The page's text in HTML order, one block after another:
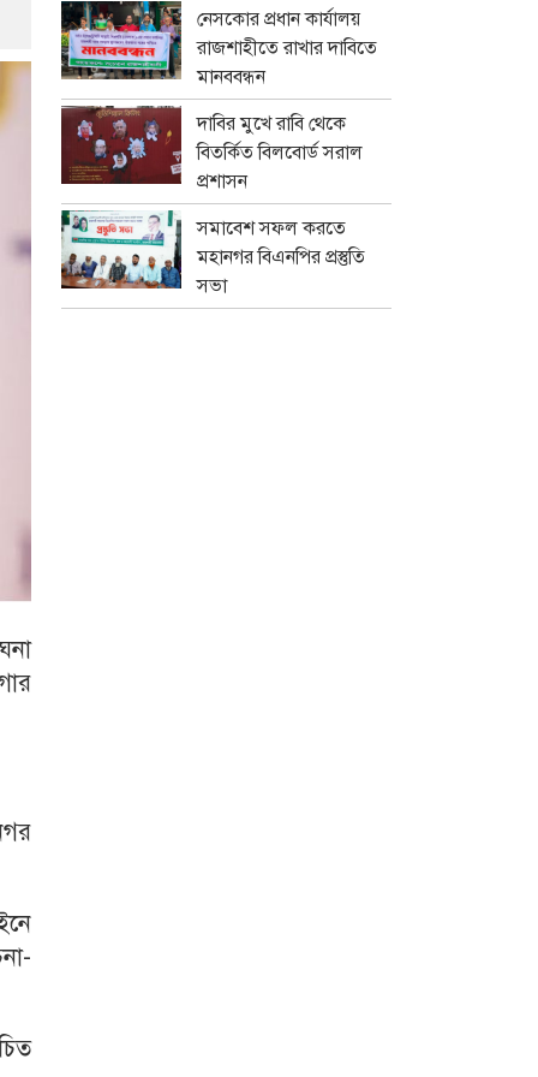
নেসকোর প্রধান কার্যালয়
রাজশাহীতে রাখার দাবিতে
মানববন্ধন
দাবির মুখে রাবি থেকে
বিতর্কিত বিলবোর্ড সরাল
প্রশাসন
সমাবেশ সফল করতে
মহানগর বিএনপির প্রস্তুতি
সভা